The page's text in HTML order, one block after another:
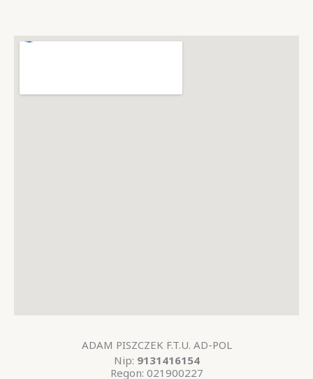
ADAM PISZCZEK F.T.U. AD-POL
Nip: 9131416154
Regon: 021900227